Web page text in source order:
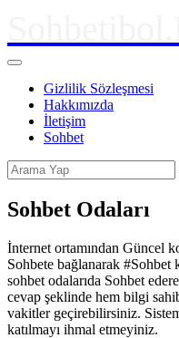
Gizlilik Sözleşmesi
Hakkımızda
İletişim
Sohbet
Sohbet Odaları
İnternet ortamından Güncel
Sohbete bağlanarak
sohbet odalarıda Sohbet
cevap şeklinde hem bilgi
vakitler geçirebilirsiniz.
katılmayı ihmal etmeyiniz.